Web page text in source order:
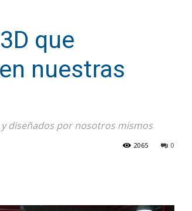
que
nuestras
diseñados por nosotros mismos
0
2065